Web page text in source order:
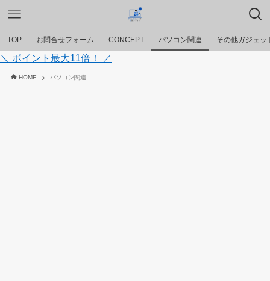
TOP お問合せフォーム CONCEPT パソコン関連 その他ガジェッ
＼ ポイント最大11倍！ ／
HOME パソコン関連